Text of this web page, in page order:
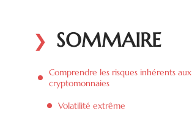
SOMMAIRE
Comprendre les risques inhérents aux
cryptomonnaies
Volatilité extrême